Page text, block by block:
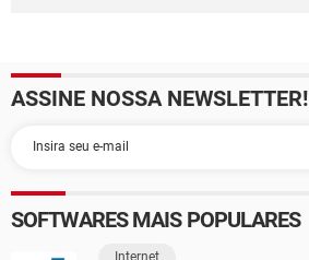
ASSINE NOSSA NEWSLETTER!
SOFTWARES MAIS POPULARES
Internet